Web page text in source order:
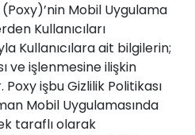
(Poxy)’nin Mobil Uygulama
Kullanıcıları
Kullanıcılara ait bilgilerin;
ve işlenmesine ilişkin
işbu Gizlilik Politikası
Mobil Uygulamasında
taraflı olarak